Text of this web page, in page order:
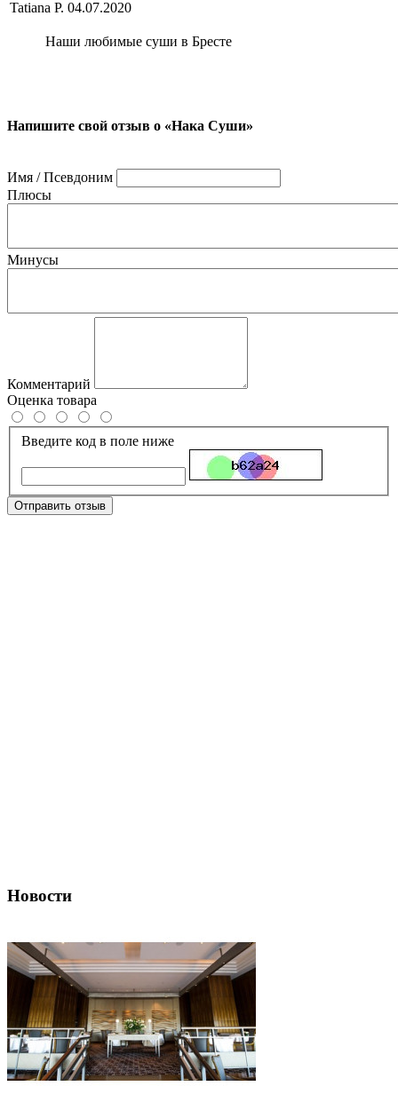
Tatiana P. 04.07.2020
Наши любимые суши в Бресте
Напишите свой отзыв о «Нака Суши»
Имя / Псевдоним
Плюсы
Минусы
Комментарий
Оценка товара
Введите код в поле ниже
Отправить отзыв
Новости